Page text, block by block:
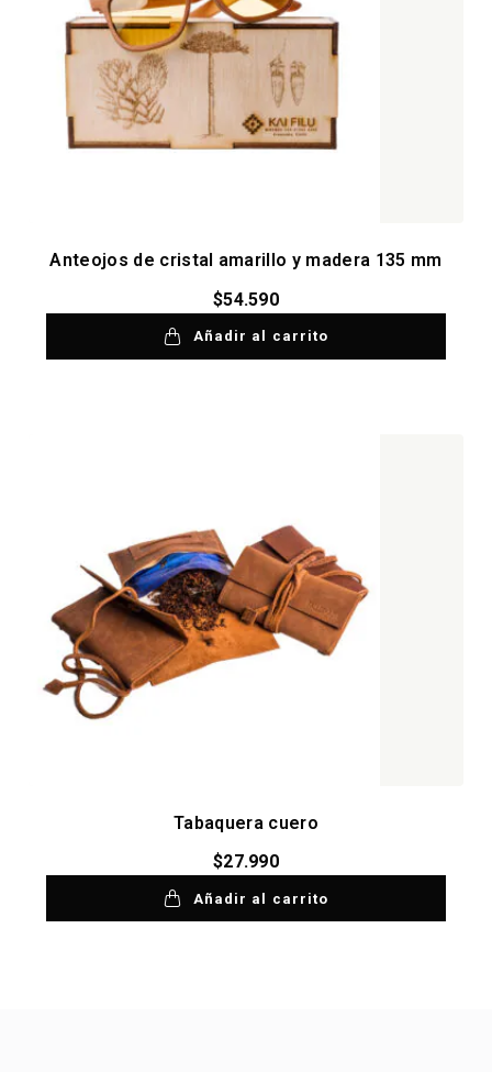
Anteojos de cristal amarillo y madera 135 mm
$54.590
Añadir al carrito
Tabaquera cuero
$27.990
Añadir al carrito